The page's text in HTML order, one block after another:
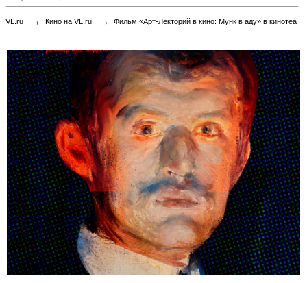
VL.ru → Кино на VL.ru → Фильм «Арт-Лекторий в кино: Мунк в аду» в кинотеатрах Вольно-Надеждинского. Купить билеты!